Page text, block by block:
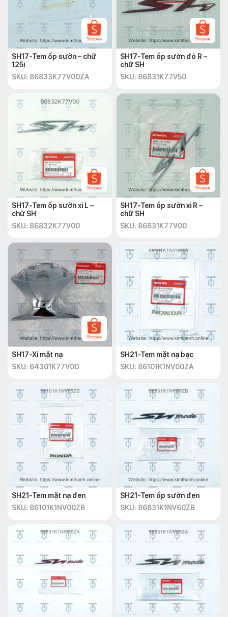
SH17-Tem ốp sườn – chữ
125i
SKU: 86833K77V00ZA
SH17-Tem ốp sườn đỏ R –
chữ SH
SKU: 86831K77V50
SH17-Tem ốp sườn xi L –
chữ SH
SKU: 86832K77V00
SH17-Tem ốp sườn xi R –
chữ SH
SKU: 86831K77V00
SH17-Xi mặt nạ
SKU: 64301K77V00
SH21-Tem mặt nạ bạc
SKU: 86101K1NV00ZA
SH21-Tem mặt nạ đen
SKU: 86101K1NV00ZB
SH21-Tem ốp sườn đen
SKU: 86831K1NV60ZB